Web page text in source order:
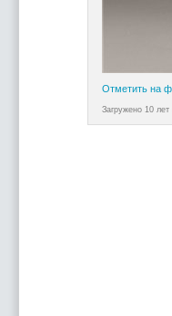
Отметить на
Загружено 10 лет